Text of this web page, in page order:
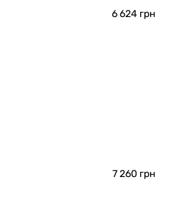
6 624 грн
7 260 грн